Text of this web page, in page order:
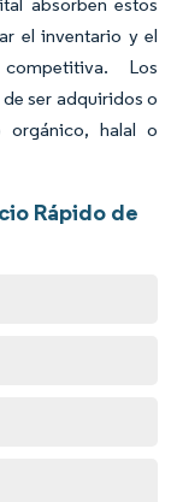
el inventario y el
Los
ser adquiridos o
orgánico, halal o
Rápido de